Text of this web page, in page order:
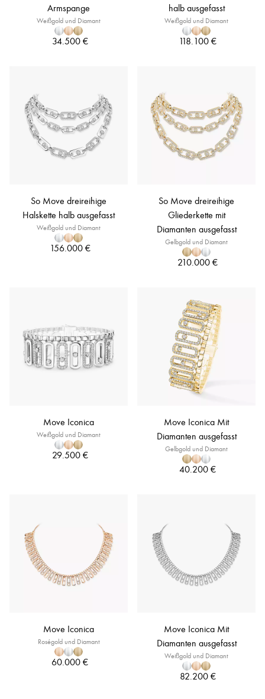
Armspange
Weißgold und Diamant
34.500 €
halb ausgefasst
Weißgold und Diamant
118.100 €
So Move dreireihige
Halskette halb ausgefasst
Weißgold und Diamant
156.000 €
So Move dreireihige
Gliederkette mit
Diamanten ausgefasst
Gelbgold und Diamant
210.000 €
Move Iconica
Weißgold und Diamant
29.500 €
Move Iconica Mit
Diamanten ausgefasst
Gelbgold und Diamant
40.200 €
Move Iconica
Roségold und Diamant
60.000 €
Move Iconica Mit
Diamanten ausgefasst
Weißgold und Diamant
82.200 €